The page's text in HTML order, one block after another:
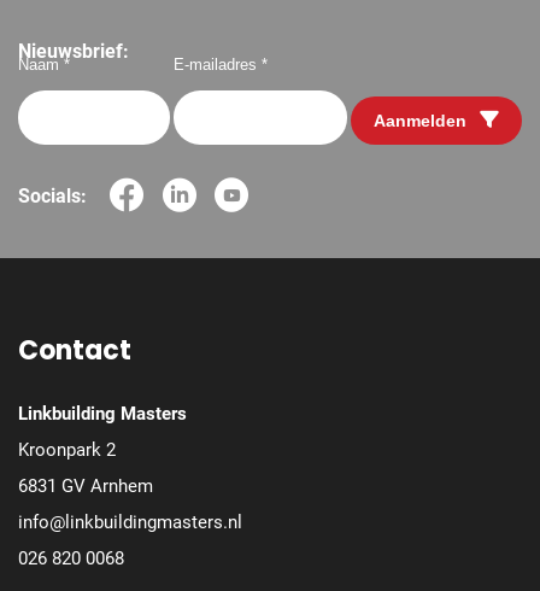
Nieuwsbrief:
Naam * E-mailadres *
Aanmelden
Socials:
Contact
Linkbuilding Masters
Kroonpark 2
6831 GV Arnhem
info@linkbuildingmasters.nl
026 820 0068